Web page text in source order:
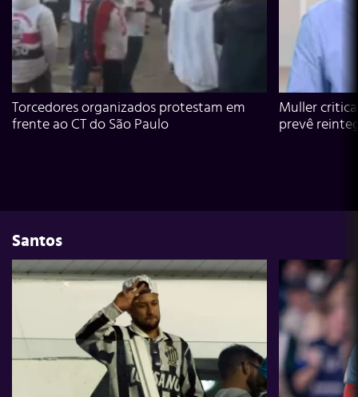
Torcedores organizados protestam em
frente ao CT do São Paulo
Muller
prevê
Santos